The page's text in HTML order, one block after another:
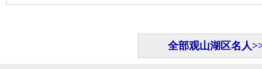
全部观山湖区名人